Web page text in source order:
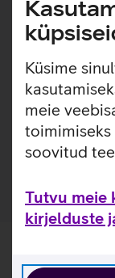
Küsime
meie
toimimiseks
soovitud
Tutvu meie
kirjelduste
kontoritööks
on võimalus kott
stiilsete
meelepärasust
Kasulikud
Tutvu